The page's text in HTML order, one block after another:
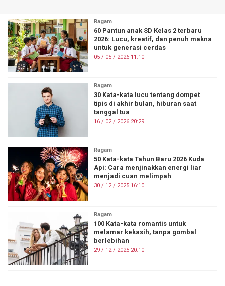
Ragam
60 Pantun anak SD Kelas 2 terbaru
2026: Lucu, kreatif, dan penuh makna
untuk generasi cerdas
05 / 05 / 2026 11:10
Ragam
30 Kata-kata lucu tentang dompet
tipis di akhir bulan, hiburan saat
tanggal tua
16 / 02 / 2026 20:29
Ragam
50 Kata-kata Tahun Baru 2026 Kuda
Api: Cara menjinakkan energi liar
menjadi cuan melimpah
30 / 12 / 2025 16:10
Ragam
100 Kata-kata romantis untuk
melamar kekasih, tanpa gombal
berlebihan
29 / 12 / 2025 20:10